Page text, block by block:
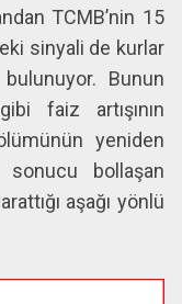
TCMB’nin 15
sinyali de kurlar
Bunun
faiz artışının
yeniden
sonucu bollaşan
aşağı yönlü